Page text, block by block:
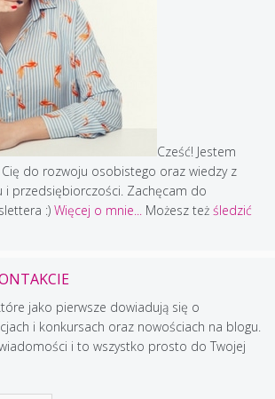
Cześć! Jestem
do rozwoju osobistego oraz wiedzy z
i przedsiębiorczości. Zachęcam do
:) Więcej o mnie... Możesz też śledzić
jako pierwsze dowiadują się o
i konkursach oraz nowościach na blogu.
i to wszystko prosto do Twojej